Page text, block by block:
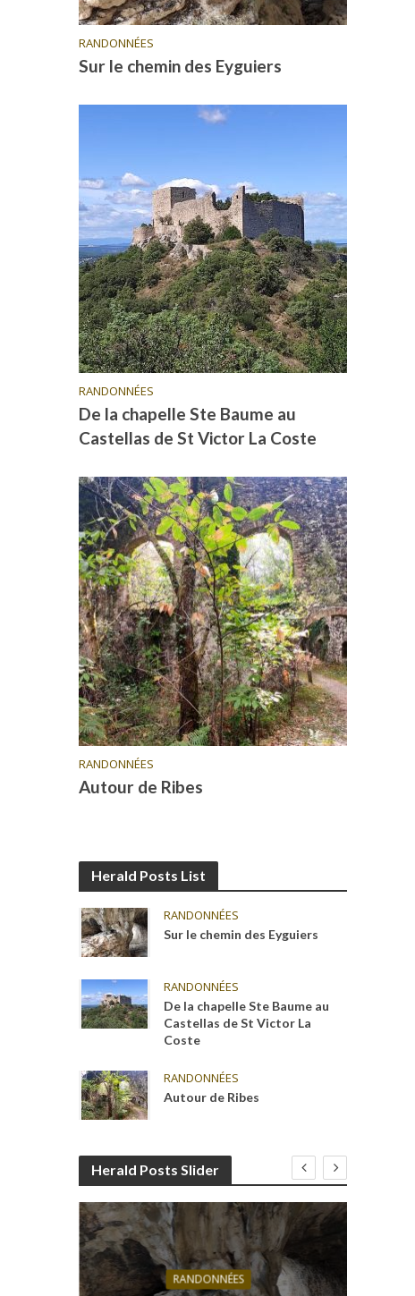
RANDONNÉES
Sur le chemin des Eyguiers
RANDONNÉES
De la chapelle Ste Baume au
Castellas de St Victor La Coste
RANDONNÉES
Autour de Ribes
Herald Posts List
RANDONNÉES
Sur le chemin des Eyguiers
RANDONNÉES
De la chapelle Ste Baume au
Castellas de St Victor La
Coste
RANDONNÉES
Autour de Ribes
Herald Posts Slider
RANDONNÉES